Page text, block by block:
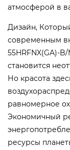
атмосферой в
Дизайн,
современным
55HRFNX(GA)-
становится
Но красота
равномерное
Экономичный
ресурсы